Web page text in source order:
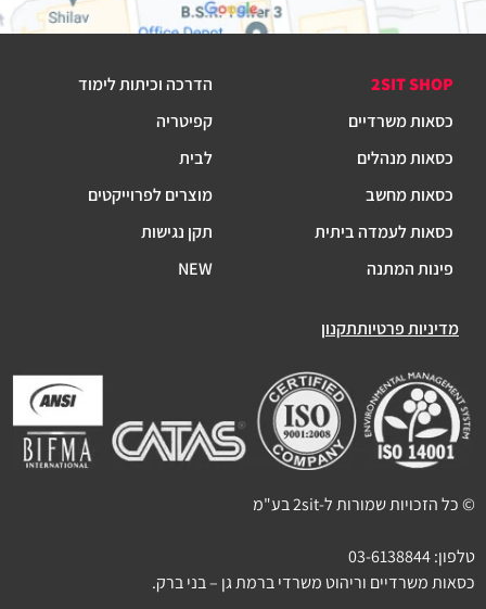
2SIT SHOP
כסאות משרדיים
כסאות מנהלים
כסאות מחשב
כסאות לעמדה ביתית
פינות המתנה
הדרכה וכיתות לימוד
קפיטריה
לבית
מוצרים לפרוייקטים
תקן נגישות
NEW
מדיניות פרטיותתקנון
© כל הזכויות שמורות ל-2sit בע"מ
טלפון:03-6138844
כסאות משרדיים וריהוט משרדי ברמת גן – בני ברק.